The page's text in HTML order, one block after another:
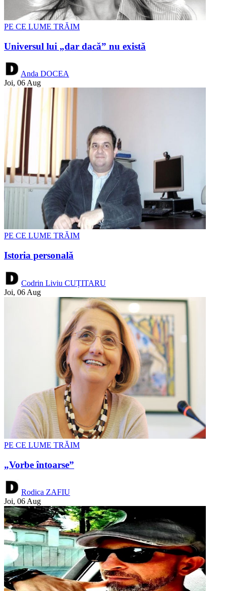
PE CE LUME TRĂIM
Universul lui „dar dacă” nu există
Anda DOCEA
Joi, 06 Aug
PE CE LUME TRĂIM
Istoria personală
Codrin Liviu CUȚITARU
Joi, 06 Aug
PE CE LUME TRĂIM
„Vorbe întoarse”
Rodica ZAFIU
Joi, 06 Aug